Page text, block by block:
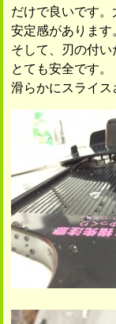
だけで良いです
安定感があります
そして、刃の付い
とても安全です。
滑らかにスライス